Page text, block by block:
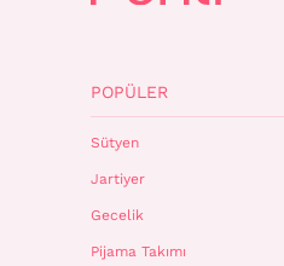
POPÜLER
Sütyen
Jartiyer
Gecelik
Pijama Takımı